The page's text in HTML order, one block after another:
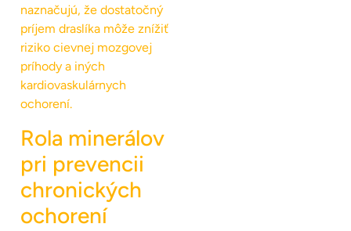
naznačujú, že dostatočný
príjem draslíka môže znížiť
riziko cievnej mozgovej
príhody a iných
kardiovaskulárnych
ochorení.
Rola minerálov
pri prevencii
chronických
ochorení